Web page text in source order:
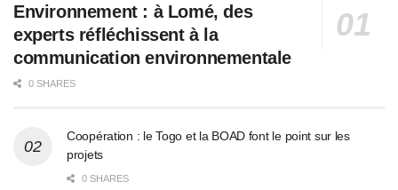
Environnement : à Lomé, des
experts réfléchissent à la
communication environnementale
0 SHARES
Coopération : le Togo et la BOAD font le point sur les
projets
0 SHARES